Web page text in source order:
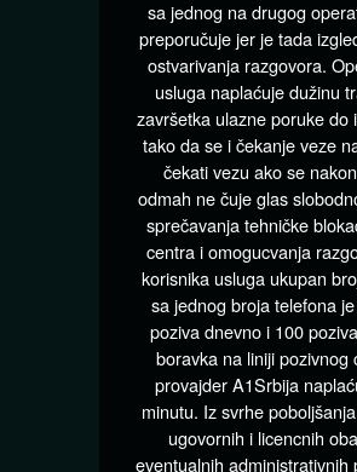
sa jednog na drugog
preporučuje jer je tada
ostvarivanja razgovora.
usluga naplaćuje dužinu
završetka ulazne poruke do
tako da se i čekanje veze
čekati vezu ako se
odmah ne čuje glas
sprečavanja tehničke
centra i omogucvanja
korisnika usluga ukupan
sa jednog broja telefona
poziva dnevno i 100
boravka na liniji pozivnog
provajder A1Srbija
minutu. Iz svrhe
ugovornih i licencnih
eventualnih administrativnih